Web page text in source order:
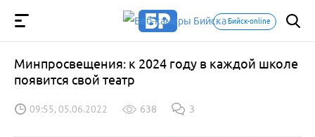
Бийск-online
Минпросвещения: к 2024 году в каждой школе
появится свой театр
09:55, 05.06.2022 638 3